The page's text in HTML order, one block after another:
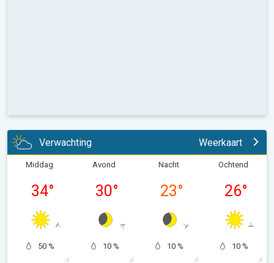
Verwachting Weerkaart
Middag
34°
50 %
Avond
30°
10 %
Nacht
23°
10 %
Ochtend
26°
10 %